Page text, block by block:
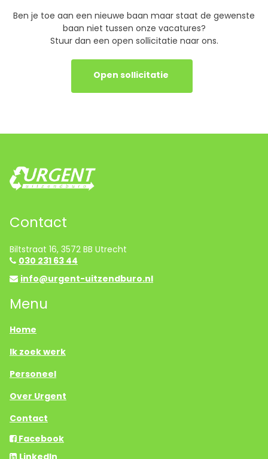
Ben je toe aan een nieuwe baan maar staat de gewenste
baan niet tussen onze vacatures?
Stuur dan een open sollicitatie naar ons.
Open sollicitatie
Contact
Biltstraat 16, 3572 BB Utrecht
030 231 63 44
info@urgent-uitzendburo.nl
Menu
Home
Ik zoek werk
Personeel
Over Urgent
Contact
Facebook